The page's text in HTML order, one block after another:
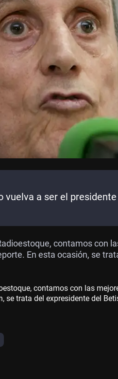
vuelva a ser el
contamos con
En esta ocasión, se
contamos con las
se trata del expresidente del